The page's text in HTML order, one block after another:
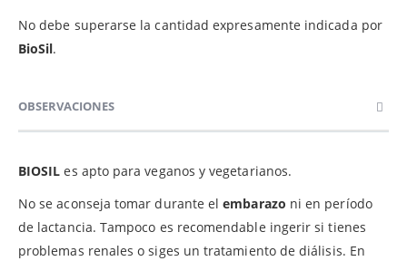
No debe superarse la cantidad expresamente indicada por
BioSil.
OBSERVACIONES
BIOSIL es apto para veganos y vegetarianos.
No se aconseja tomar durante elembarazo ni en período
de lactancia. Tampoco es recomendable ingerir si tienes
problemas renales o siges un tratamiento de diálisis. En